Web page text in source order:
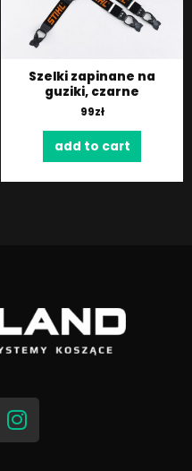
Szelki zapinane na
guziki, czarne
99zł
add to cart
I
n
s